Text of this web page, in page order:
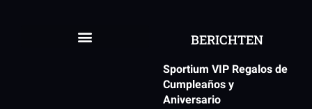
BERICHTEN
Sportium VIP Regalos de
Cumpleaños y
Aniversario